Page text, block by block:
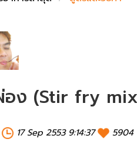
อง (Stir fry
17 Sep 2553 9:14:37 5904